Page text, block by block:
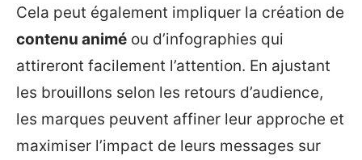
Cela peut également impliquer la création de
contenu animé ou d’infographies qui
attireront facilement l’attention. En ajustant
les brouillons selon les retours d’audience,
les marques peuvent affiner leur approche et
maximiser l’impact de leurs messages sur